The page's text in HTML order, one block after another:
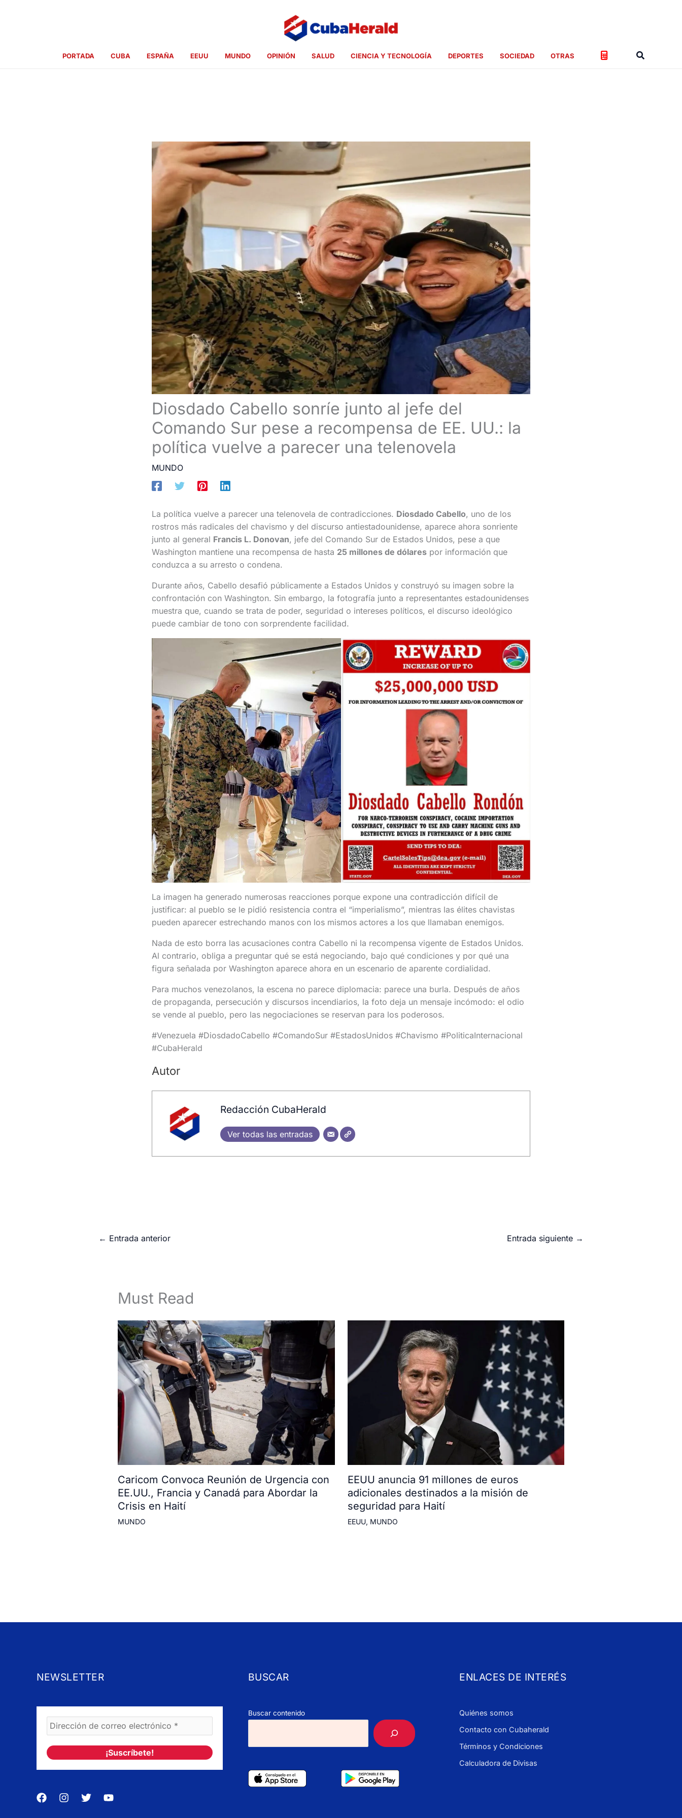
PORTADA CUBA ESPAÑA EEUU MUNDO OPINIÓN SALUD CIENCIA Y TECNOLOGÍA DEPORTES SOCIEDAD OTRAS Buscar
Diosdado Cabello sonríe junto al jefe del
Comando Sur pese a recompensa de EE. UU.: la
política vuelve a parecer una telenovela
MUNDO
La política vuelve a parecer una telenovela de contradicciones. Diosdado Cabello, uno de los
rostros más radicales del chavismo y del discurso antiestadounidense, aparece ahora sonriente
junto al general Francis L. Donovan, jefe del Comando Sur de Estados Unidos, pese a que
Washington mantiene una recompensa de hasta 25 millones de dólarespor información que
conduzca a su arresto o condena.
Durante años, Cabello desafió públicamente a Estados Unidos y construyó su imagen sobre la
confrontación con Washington. Sin embargo, la fotografía junto a representantes estadounidenses
muestra que, cuando se trata de poder, seguridad o intereses políticos, el discurso ideológico
puede cambiar de tono con sorprendente facilidad.
La imagen ha generado numerosas reacciones porque expone una contradicción difícil de
justificar: al pueblo se le pidió resistencia contra el “imperialismo”, mientras las élites chavistas
pueden aparecer estrechando manos con los mismos actores a los que llamaban enemigos.
Nada de esto borra las acusaciones contra Cabello ni la recompensa vigente de Estados Unidos.
Al contrario, obliga a preguntar qué se está negociando, bajo qué condiciones y por qué una
figura señalada por Washington aparece ahora en un escenario de aparente cordialidad.
Para muchos venezolanos, la escena no parece diplomacia: parece una burla. Después de años
de propaganda, persecución y discursos incendiarios, la foto deja un mensaje incómodo: el odio
se vende al pueblo, pero las negociaciones se reservan para los poderosos.
#Venezuela #DiosdadoCabello #ComandoSur #EstadosUnidos #Chavismo #PoliticaInternacional
#CubaHerald
Autor
Redacción CubaHerald
Ver todas las entradas
← Entrada anterior Entrada siguiente →
Must Read
Caricom Convoca Reunión de Urgencia con
EE.UU., Francia y Canadá para Abordar la
Crisis en Haití
MUNDO
EEUU anuncia 91 millones de euros
adicionales destinados a la misión de
seguridad para Haití
EEUU, MUNDO
NEWSLETTER BUSCAR
Buscar contenido
ENLACES DE INTERÉS
Quiénes somos
Contacto con Cubaherald
Términos y Condiciones
Calculadora de Divisas